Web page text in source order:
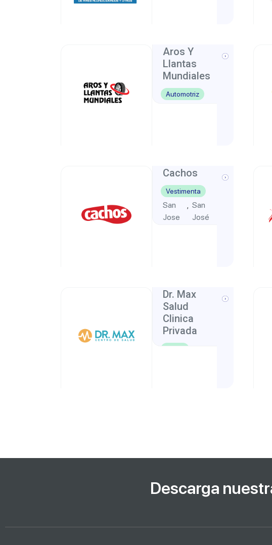
Aros Y
Llantas
Mundiales
Automotriz
Cachos
Vestimenta
San
Jose
, San
José
Dr. Max
Salud
Clinica
Privada
Descarga